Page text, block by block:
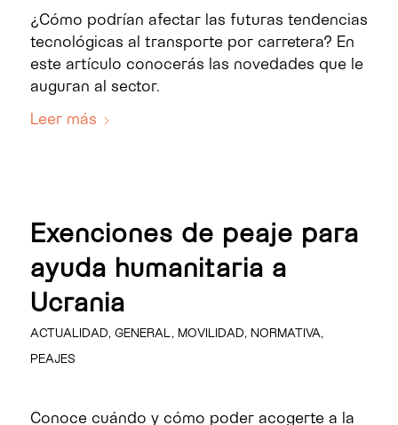
¿Cómo podrían afectar las futuras tendencias
tecnológicas al transporte por carretera? En
este artículo conocerás las novedades que le
auguran al sector.
Leer más
Exenciones de peaje para
ayuda humanitaria a
Ucrania
ACTUALIDAD, GENERAL , MOVILIDAD, NORMATIVA,
PEAJES
Conoce cuándo y cómo poder acogerte a la